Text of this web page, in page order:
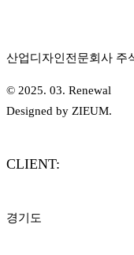
산업디자인전문회사 주
© 2025. 03. Renewal
Designed by ZIEUM.
CLIENT:
경기도